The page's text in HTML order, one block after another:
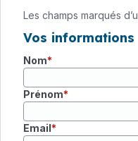
Les champs marqués
Vos informations
Nom
Prénom
Email